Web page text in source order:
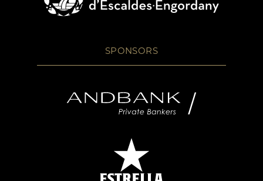
SPONSORS